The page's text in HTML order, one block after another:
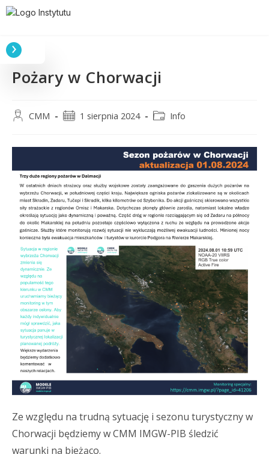
Pożary w Chorwacji
CMM 1 sierpnia 2024 Info
Ze względu na trudną sytuację i sezonu turystyczny w
Chorwacji będziemy w CMM IMGW-PIB śledzić
warunki na bieżąco.